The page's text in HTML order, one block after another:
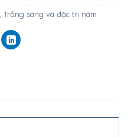
Trắng sáng và đặc trị nám